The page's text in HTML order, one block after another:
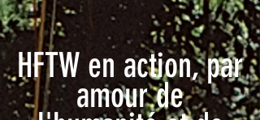
HFTW en action, par
amour de